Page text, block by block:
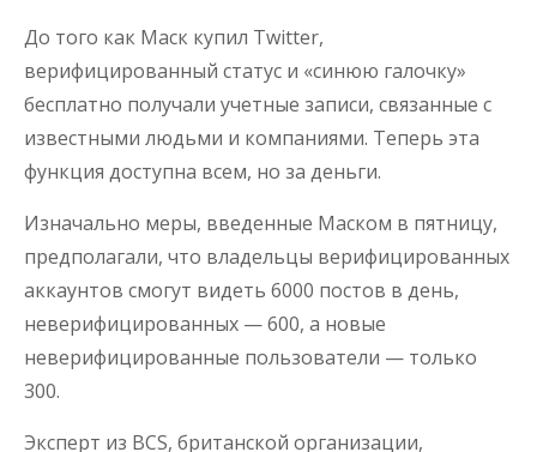
До того как Маск купил Twitter,
верифицированный статус и «синюю галочку»
бесплатно получали учетные записи, связанные с
известными людьми и компаниями. Теперь эта
функция доступна всем, но за деньги.
Изначально меры, введенные Маском в пятницу,
предполагали, что владельцы верифицированных
аккаунтов смогут видеть 6000 постов в день,
неверифицированных — 600, а новые
неверифицированные пользователи — только
300.
Эксперт из BCS, британской организации,